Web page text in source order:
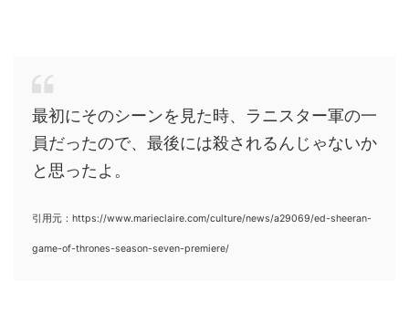
最初にそのシーンを見た時、ラニスター軍の一
員だったので、最後には殺されるんじゃないか
と思ったよ。
引用元：https://www.marieclaire.com/culture/news/a29069/ed-sheeran-
game-of-thrones-season-seven-premiere/